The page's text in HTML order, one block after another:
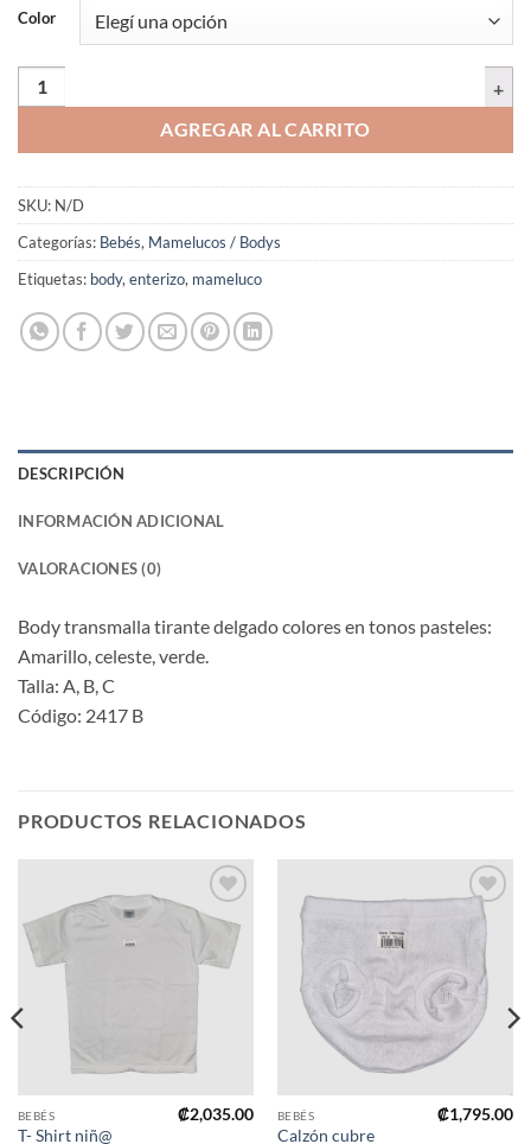
Color
Body transmalla tirante delgado colores pasteles | 2417 B | Tallas
AGREGAR AL CARRITO
SKU: N/D
Categorías: Bebés, Mamelucos / Bodys
Etiquetas: body,enterizo, mameluco
DESCRIPCIÓN
INFORMACIÓN ADICIONAL
VALORACIONES (0)
Body transmalla tirante delgado colores en tonos pasteles:
Amarillo, celeste, verde.
Talla: A, B, C
Código: 2417 B
PRODUCTOS RELACIONADOS
Añadir
lista de
deseos
BEBÉS
T- Shirt niñ@
₡2,035.00
Añadir
lista de
deseos
BEBÉS
Calzón cubre
₡1,795.00